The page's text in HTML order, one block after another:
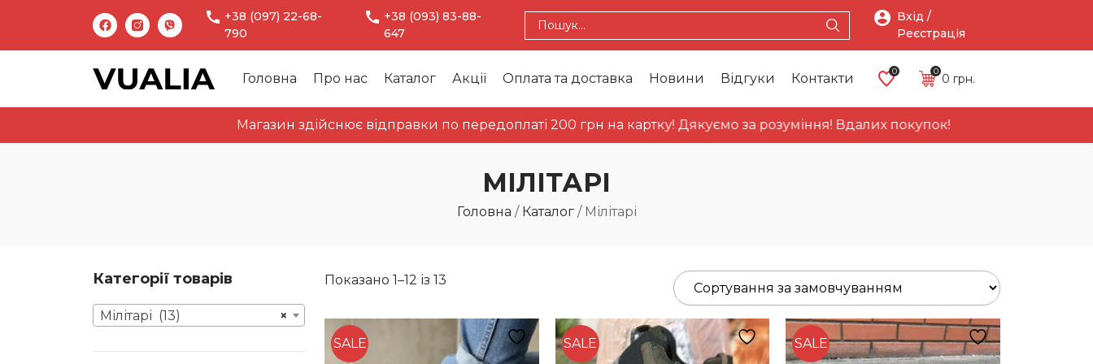
+38 (097) 22-68-
790
+38 (093) 83-88-
647
Вхід /
Реєстрація
Головна Про нас Каталог Акції Оплата та доставка Новини Відгуки Контакти 0 0
0 грн.
Магазин здійснює відправки по передоплаті 200 грн на картку! Дякуємо за розуміння! Вдалих покупок!
МІЛІТАРІ
Головна / Каталог /Мілітарі
Категорії товарів
×
Мілітарі (13)
Показано 1–12 із 13
SALE SALE SALE
Про
нас